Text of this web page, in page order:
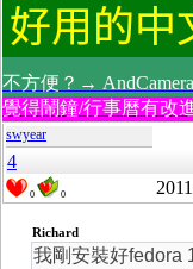
不方便？→ AndCamera
覺得鬧鐘/行事曆有改
swyear
4
0 0
Richard
我剛安裝好fedora